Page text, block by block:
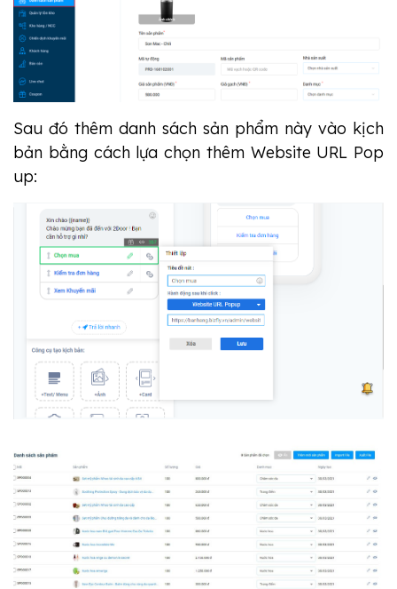
Sau đó thêm danh sách sản phẩm này vào kịch
bản bằng cách lựa chọn thêm Website URL Pop
up: